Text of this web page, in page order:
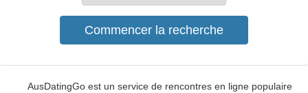
AusDatingGo est un service de rencontres en ligne populaire